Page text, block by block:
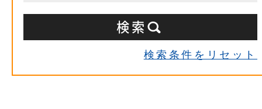
検索条件をリセット